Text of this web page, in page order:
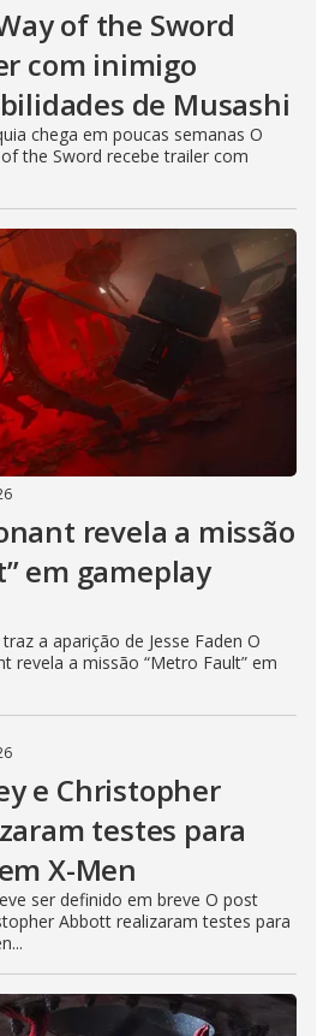
of the Sword
com inimigo
de Musashi
chega em poucas semanas O
the Sword recebe trailer com
revela a missão
em gameplay
a aparição de Jesse Faden O
revela a missão “Metro Fault” em
e Christopher
testes para
X-Men
ser definido em breve O post
Abbott realizaram testes para